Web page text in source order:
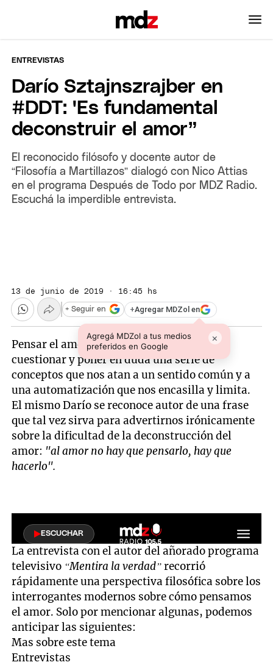
ENTREVISTAS
Darío Sztajnszrajber en
#DDT: 'Es fundamental
deconstruir el amor”
El reconocido filósofo y docente autor de
“Filosofía a Martillazos” dialogó con Nico Attias
en el programa Después de Todo por MDZ Radio.
Escuchá la imperdible entrevista.
13 de junio de 2019 · 16:45 hs
+Agregar MDZol en
Agregá MDZol a tus medios
preferidos en Google
×
+ Seguir en
Pensar el amor desde la filosofía requiere
cuestionar y poner en duda una serie de
conceptos que nos atan a un sentido común y a
una automatización que nos encasilla y limita.
El mismo Darío se reconoce autor de una frase
que tal vez sirva para advertirnos irónicamente
sobre la dificultad de la deconstrucción del
amor: "al amor no hay que pensarlo, hay que
hacerlo".
La entrevista con el autor del añorado programa
televisivo “Mentira la verdad”recorrió
rápidamente una perspectiva filosófica sobre los
interrogantes modernos sobre cómo pensamos
el amor. Solo por mencionar algunas, podemos
anticipar las siguientes:
Mas sobre este tema
Entrevistas